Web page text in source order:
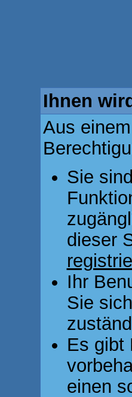
Ihnen
Aus
Sie
dieser
Ihr
Sie
Es gibt
einen